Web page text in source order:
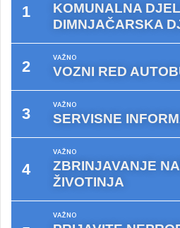
KOMUNALNA
DIMNJAČARSKA
VAŽNO
VOZNI RED
VAŽNO
SERVISNE
VAŽNO
ZBRINJAVANJE
ŽIVOTINJA
VAŽNO